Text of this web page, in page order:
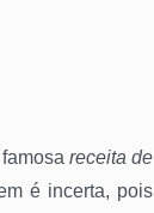
receita de
é incerta, pois